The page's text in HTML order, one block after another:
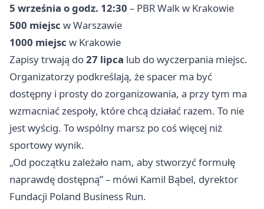
5 września o godz. 12:30 – PBR Walk w Krakowie
500 miejsc w Warszawie
1000 miejsc w Krakowie
Zapisy trwają do27 lipca lub do wyczerpania miejsc.
Organizatorzy podkreślają, że spacer ma być
dostępny i prosty do zorganizowania, a przy tym ma
wzmacniać zespoły, które chcą działać razem. To nie
jest wyścig. To wspólny marsz po coś więcej niż
sportowy wynik.
„Od początku zależało nam, aby stworzyć formułę
naprawdę dostępną” – mówi Kamil Bąbel, dyrektor
Fundacji Poland Business Run.